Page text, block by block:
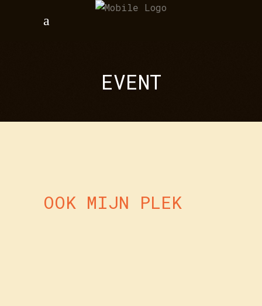
EVENT
OOK MIJN PLEK